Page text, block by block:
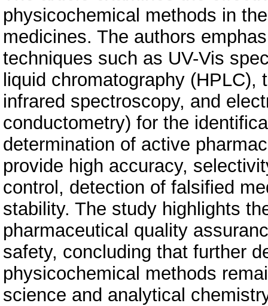
physicochemical methods in
medicines. The authors
techniques such as UV-Vis
liquid chromatography
infrared spectroscopy, and
conductometry) for the
determination of active
provide high accuracy,
control, detection of falsified
stability. The study highlights
pharmaceutical quality
safety, concluding that further
physicochemical methods
science and analytical